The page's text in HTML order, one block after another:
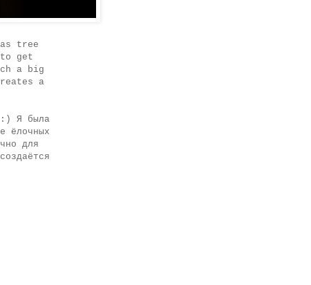
tree
get
a big
a
:) Я была
ёлочных
для